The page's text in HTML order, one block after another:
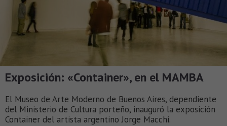
Exposición: «Container», en el MAMBA
El Museo de Arte Moderno de Buenos Aires, dependiente
del Ministerio de Cultura porteño, inauguró la exposición
Container del artista argentino Jorge Macchi.